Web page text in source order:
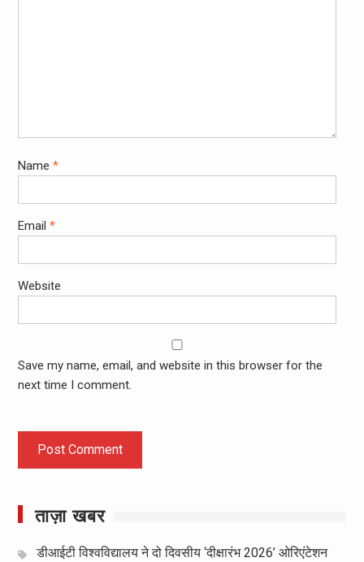
Name *
Email *
Website
Save my name, email, and website in this browser for the
next time I comment.
ताज़ा खबर
डीआईटी विश्वविद्यालय ने दो दिवसीय ‘दीक्षारंभ 2026’ ओरिएंटेशन